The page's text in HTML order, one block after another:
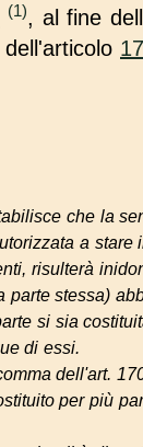
(1), al fine
che la
a stare
risulterà
stessa)
si sia
di essi.
dell'art.
per più